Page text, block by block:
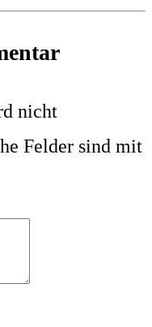
nicht
Felder sind mit